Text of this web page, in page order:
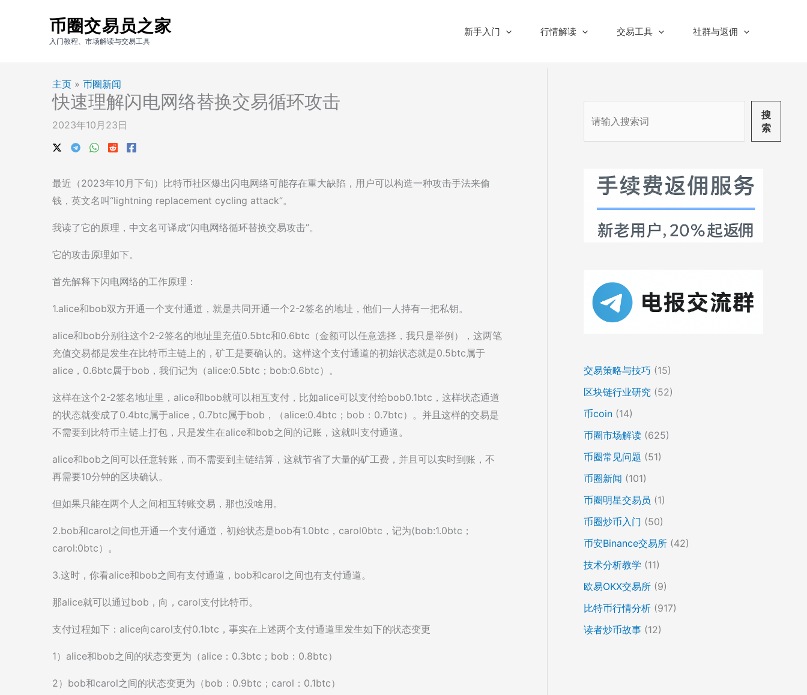
币圈交易员之家
入门教程、市场解读与交易工具
新手入门 行情解读 交易工具 社群与返佣
主页 » 币圈新闻
快速理解闪电网络替换交易循环攻击
2023年10月23日
最近（2023年10月下旬）比特币社区爆出闪电网络可能存在重大缺陷，用户可以构造一种攻击手法来偷
钱，英文名叫“lightning replacement cycling attack”。
我读了它的原理，中文名可译成“闪电网络循环替换交易攻击”。
它的攻击原理如下。
首先解释下闪电网络的工作原理：
1.alice和bob双方开通一个支付通道，就是共同开通一个2-2签名的地址，他们一人持有一把私钥。
alice和bob分别往这个2-2签名的地址里充值0.5btc和0.6btc（金额可以任意选择，我只是举例），这两笔
充值交易都是发生在比特币主链上的，矿工是要确认的。这样这个支付通道的初始状态就是0.5btc属于
alice，0.6btc属于bob，我们记为（alice:0.5btc；bob:0.6btc）。
这样在这个2-2签名地址里，alice和bob就可以相互支付，比如alice可以支付给bob0.1btc，这样状态通道
的状态就变成了0.4btc属于alice，0.7btc属于bob，（alice:0.4btc；bob：0.7btc）。并且这样的交易是
不需要到比特币主链上打包，只是发生在alice和bob之间的记账，这就叫支付通道。
alice和bob之间可以任意转账，而不需要到主链结算，这就节省了大量的矿工费，并且可以实时到账，不
再需要10分钟的区块确认。
但如果只能在两个人之间相互转账交易，那也没啥用。
2.bob和carol之间也开通一个支付通道，初始状态是bob有1.0btc，carol0btc，记为(bob:1.0btc；
carol:0btc）。
3.这时，你看alice和bob之间有支付通道，bob和carol之间也有支付通道。
那alice就可以通过bob，向，carol支付比特币。
支付过程如下：alice向carol支付0.1btc，事实在上述两个支付通道里发生如下的状态变更
1）alice和bob之间的状态变更为（alice：0.3btc；bob：0.8btc）
2）bob和carol之间的状态变更为（bob：0.9btc；carol：0.1btc）
搜
索
交易策略与技巧 (15)
区块链行业研究 (52)
币coin (14)
币圈市场解读 (625)
币圈常见问题 (51)
币圈新闻 (101)
币圈明星交易员 (1)
币圈炒币入门 (50)
币安Binance交易所 (42)
技术分析教学 (11)
欧易OKX交易所 (9)
比特币行情分析 (917)
读者炒币故事 (12)